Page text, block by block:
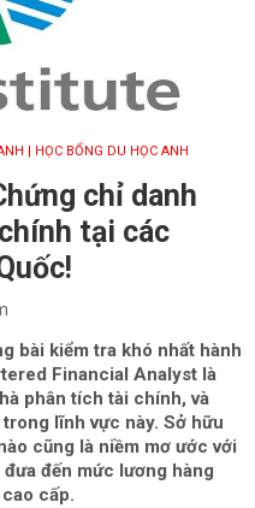
| HỌC BỔNG DU HỌC ANH
chỉ danh
tại các
bài kiểm tra khó nhất hành
Financial Analyst là
phân tích tài chính, và
lĩnh vực này. Sở hữu
cũng là niềm mơ ước với
đến mức lương hàng
cấp.